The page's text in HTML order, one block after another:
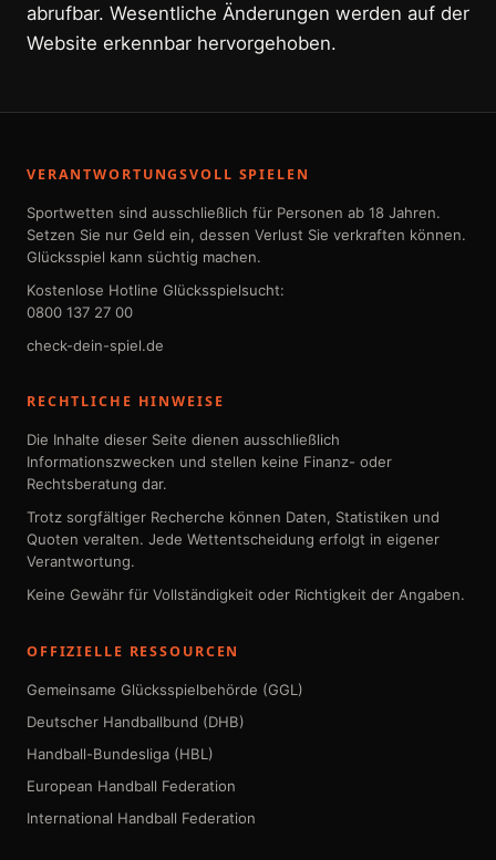
abrufbar. Wesentliche Änderungen werden auf der
Website erkennbar hervorgehoben.
VERANTWORTUNGSVOLL SPIELEN
Sportwetten sind ausschließlich für Personen ab 18 Jahren.
Setzen Sie nur Geld ein, dessen Verlust Sie verkraften können.
Glücksspiel kann süchtig machen.
Kostenlose Hotline Glücksspielsucht:
0800 137 27 00
check-dein-spiel.de
RECHTLICHE HINWEISE
Die Inhalte dieser Seite dienen ausschließlich
Informationszwecken und stellen keine Finanz- oder
Rechtsberatung dar.
Trotz sorgfältiger Recherche können Daten, Statistiken und
Quoten veralten. Jede Wettentscheidung erfolgt in eigener
Verantwortung.
Keine Gewähr für Vollständigkeit oder Richtigkeit der Angaben.
OFFIZIELLE RESSOURCEN
Gemeinsame Glücksspielbehörde (GGL)
Deutscher Handballbund (DHB)
Handball-Bundesliga (HBL)
European Handball Federation
International Handball Federation